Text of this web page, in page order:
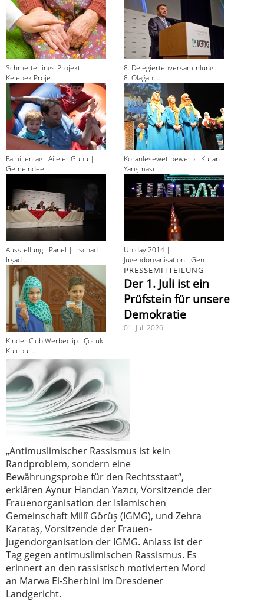
Schmetterlings-Projekt -
Kelebek Proje...
8. Delegiertenversammlung -
8. Olağan ...
Familientag - Aileler Günü |
Gemeindee...
Koranlesewettbewerb - Kuran
Yarışması ...
Ausstellung - Panel | Irschad -
İrşad ...
Uniday 2014 |
Jugendorganisation - Gen...
Kinder Club Werbeclip - Çocuk
Kulübü ...
PRESSEMITTEILUNG
Der 1. Juli ist ein
Prüfstein für unsere
Demokratie
01. Juli 2026
„Antimuslimischer Rassismus ist kein
Randproblem, sondern eine
Bewährungsprobe für den Rechtsstaat“,
erklären Aynur Handan Yazıcı, Vorsitzende der
Frauenorganisation der Islamischen
Gemeinschaft Millî Görüş (IGMG), und Zehra
Karataş, Vorsitzende der Frauen-
Jugendorganisation der IGMG. Anlass ist der
Tag gegen antimuslimischen Rassismus. Es
erinnert an den rassistisch motivierten Mord
an Marwa El-Sherbini im Dresdener
Landgericht.